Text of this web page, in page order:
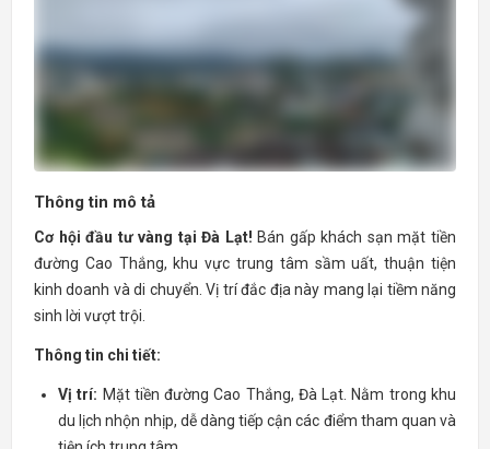
Thông tin mô tả
Cơ hội đầu tư vàng tại Đà Lạt! Bán gấp khách sạn mặt tiền
đường Cao Thắng, khu vực trung tâm sầm uất, thuận tiện
kinh doanh và di chuyển. Vị trí đắc địa này mang lại tiềm năng
sinh lời vượt trội.
Thông tin chi tiết:
Vị trí: Mặt tiền đường Cao Thắng, Đà Lạt. Nằm trong khu
du lịch nhộn nhịp, dễ dàng tiếp cận các điểm tham quan và